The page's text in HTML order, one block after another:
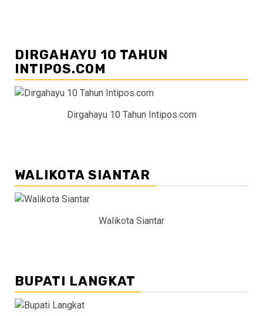
DIRGAHAYU 10 TAHUN
INTIPOS.COM
Dirgahayu 10 Tahun Intipos.com
WALIKOTA SIANTAR
Walikota Siantar
BUPATI LANGKAT